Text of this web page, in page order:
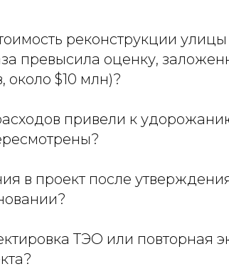
реконструкции
превысила оценку,
около $10 млн)?
привели к
в проект после
ТЭО или повторная